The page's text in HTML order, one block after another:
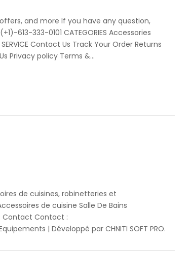
and more If you have any question,
613-333-0101 CATEGORIES Accessories
Contact Us Track Your Order Returns
Privacy policy Terms &...
de cuisines, robinetteries et
de cuisine Salle De Bains
? Contact Contact :
| Développé par CHNITI SOFT PRO.